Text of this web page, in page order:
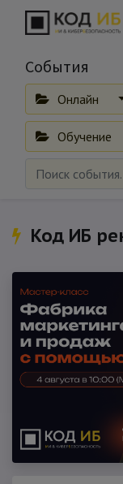
События
Онлайн
Обучение
Код ИБ